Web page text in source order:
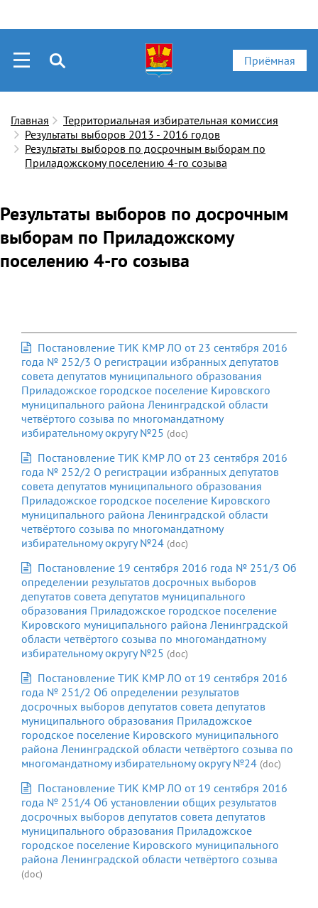
Приёмная
Главная
Территориальная избирательная комиссия
Результаты выборов 2013 - 2016 годов
Результаты выборов по досрочным выборам по
Приладожскому поселению 4-го созыва
Результаты выборов по досрочным
выборам по Приладожскому
поселению 4-го созыва
Постановление ТИК КМР ЛО от 23 сентября 2016
года № 252/3 О регистрации избранных депутатов
совета депутатов муниципального образования
Приладожское городское поселение Кировского
муниципального района Ленинградской области
четвёртого созыва по многомандатному
избирательному округу №25 (doc)
Постановление ТИК КМР ЛО от 23 сентября 2016
года № 252/2 О регистрации избранных депутатов
совета депутатов муниципального образования
Приладожское городское поселение Кировского
муниципального района Ленинградской области
четвёртого созыва по многомандатному
избирательному округу №24 (doc)
Постановление 19 сентября 2016 года № 251/3 Об
определении результатов досрочных выборов
депутатов совета депутатов муниципального
образования Приладожское городское поселение
Кировского муниципального района Ленинградской
области четвёртого созыва по многомандатному
избирательному округу №25 (doc)
Постановление ТИК КМР ЛО от 19 сентября 2016
года № 251/2 Об определении результатов
досрочных выборов депутатов совета депутатов
муниципального образования Приладожское
городское поселение Кировского муниципального
района Ленинградской области четвёртого созыва по
многомандатному избирательному округу №24 (doc)
Постановление ТИК КМР ЛО от 19 сентября 2016
года № 251/4 Об установлении общих результатов
досрочных выборов депутатов совета депутатов
муниципального образования Приладожское
городское поселение Кировского муниципального
района Ленинградской области четвёртого созыва
(doc)